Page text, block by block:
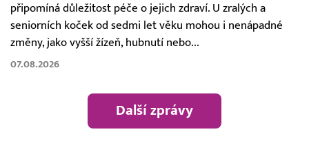
připomíná důležitost péče o jejich zdraví. U zralých a
seniorních koček od sedmi let věku mohou i nenápadné
změny, jako vyšší žízeň, hubnutí nebo...
07.08.2026
Další zprávy